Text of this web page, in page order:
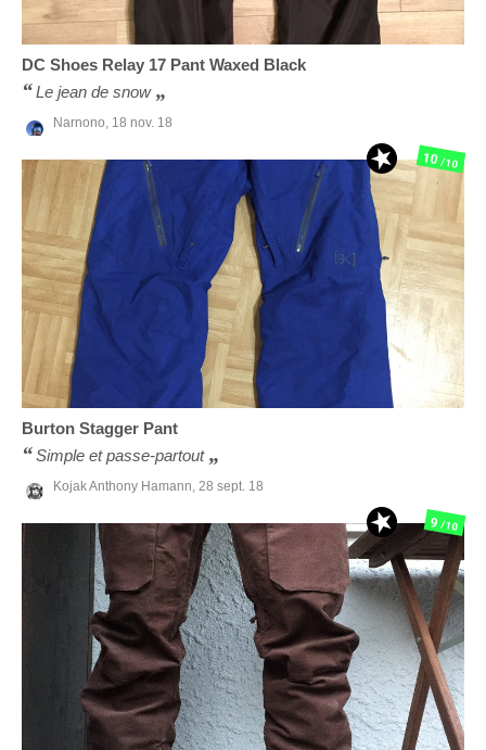
DC Shoes Relay 17 Pant Waxed Black
Le jean de snow
Narnono, 18 nov. 18
Burton Stagger Pant
Simple et passe-partout
Kojak Anthony Hamann, 28 sept. 18
10/10
9/10